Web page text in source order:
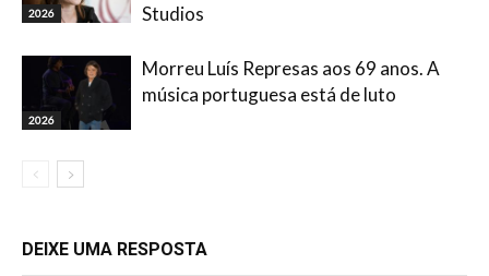
2026
Studios
2026
Morreu Luís Represas aos 69 anos. A
música portuguesa está de luto
DEIXE UMA RESPOSTA